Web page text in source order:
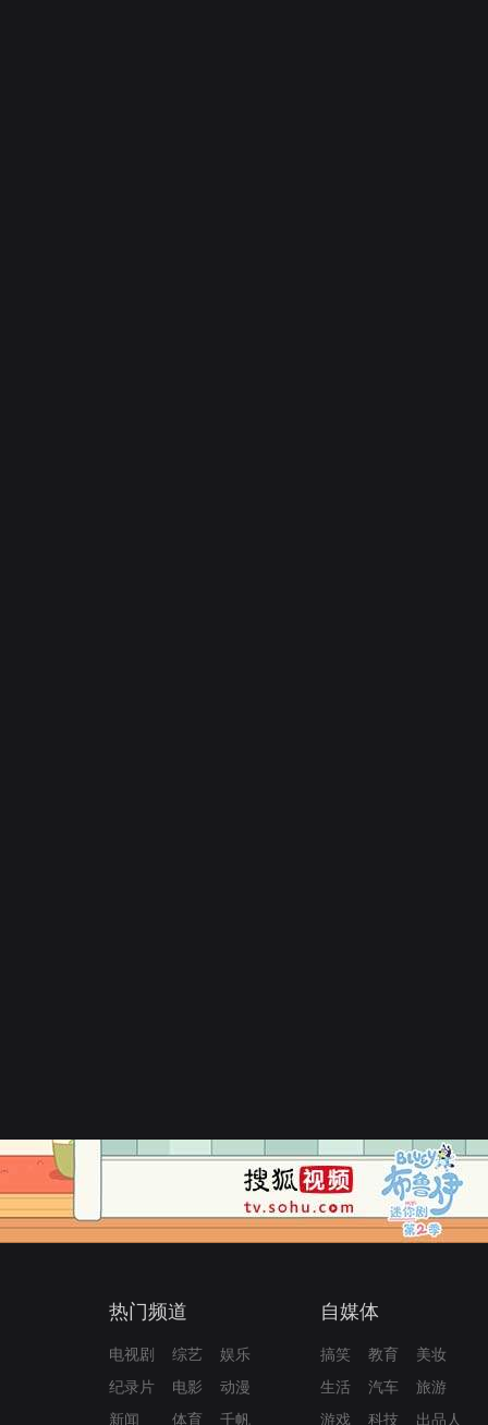
热门频道
电视剧 综艺
娱乐
纪录片
电影
动漫
新闻
体育 千帆
自媒体
搞笑 教育
美妆
生活
汽车
旅游
游戏
科技 出品人